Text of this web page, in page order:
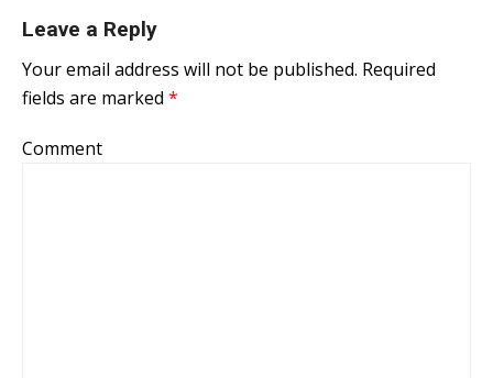
Leave a Reply
Your email address will not be published. Required
fields are marked *
Comment